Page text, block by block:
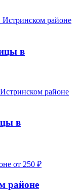
в
в
от 250 ₽
районе